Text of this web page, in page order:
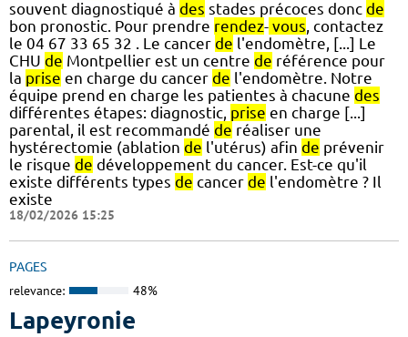
souvent diagnostiqué à des stades précoces donc de
bon pronostic. Pour prendre rendez- vous, contactez
le 04 67 33 65 32 . Le cancer de l'endomètre, [...] Le
CHU de Montpellier est un centre de référence pour
la prise en charge du cancer de l'endomètre. Notre
équipe prend en charge les patientes à chacune des
différentes étapes: diagnostic, prise en charge [...]
parental, il est recommandé de réaliser une
hystérectomie (ablation de l'utérus) afin de prévenir
le risque de développement du cancer. Est-ce qu'il
existe différents types de cancer de l'endomètre ? Il
existe
18/02/2026 15:25
PAGES
relevance: 48%
Lapeyronie